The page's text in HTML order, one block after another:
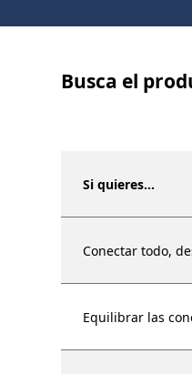
Busca el
Si quieres...
Conectar todo,
Equilibrar las